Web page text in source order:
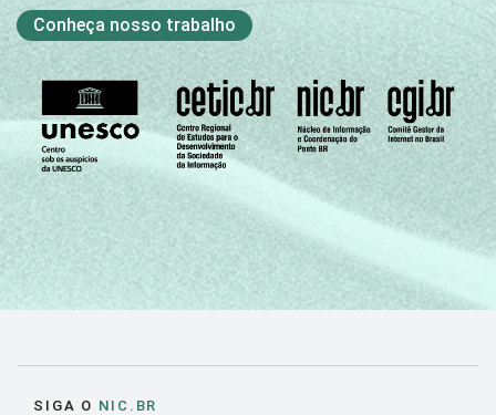
Conheça nosso trabalho
SIGA O NIC.BR